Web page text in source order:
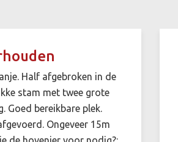
Half afgebroken in de
stam met twee grote
Goed bereikbare plek.
Ongeveer 15m